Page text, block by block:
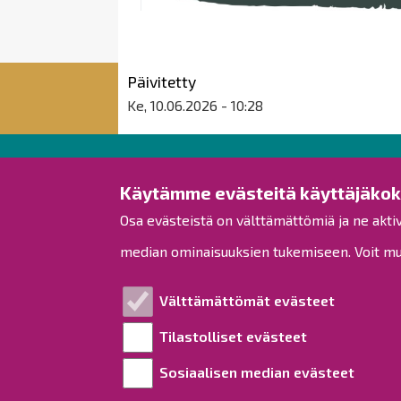
Käytämme evästeitä
Osa evästeistä on välttämättömiä ja ne
median ominaisuuksien tukemiseen. Voit
Välttämättömät evästeet
Tilastolliset evästeet
Sosiaalisen median evästeet
Päivitetty
Ke, 10.06.2026 - 10:28
Raahen kaupunki
Rantakatu 50
92100 Raahe
kirjaamo@raahe.fi
Y-tunnus: 1791817-6